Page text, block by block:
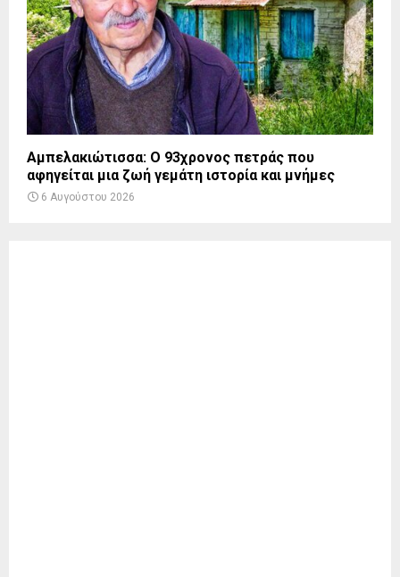
Αμπελακιώτισσα: Ο 93χρονος πετράς που
αφηγείται μια ζωή γεμάτη ιστορία και μνήμες
6 Αυγούστου 2026